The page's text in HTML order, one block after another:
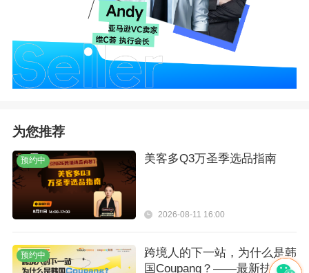
为您推荐
预约中 美客多Q3万圣季选品指南
2026-08-11 16:00
预约中
跨境人的下一站，为什么是韩
国Coupang？——最新扶持政